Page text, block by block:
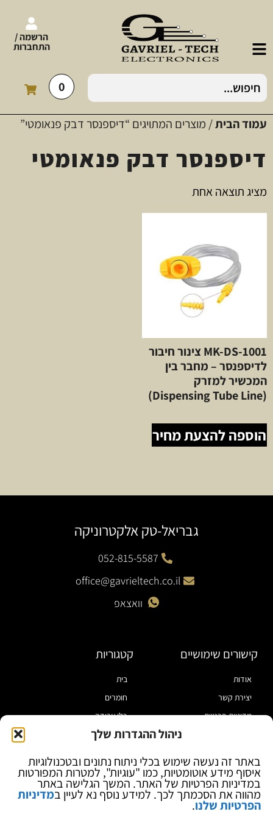
ניהול ההגדרות שלך
באתר זה נעשה שימוש בכלי ניתוח נתונים ובטכנולוגיות
איסוף מידע אוטומטיות, כמו "עוגיות", למטרות המפורטות
במדיניות הפרטיות של האתר. המשך הגלישה באתר
מהווה את הסכמתך לכך. למידע נוסף נא לעיין במדיניות
הפרטיות שלנו.
הרשמה /
התחברות
0
עמוד הבית/ מוצרים המתויגים “דיספנסר דבק פנאומטי”
דיספנסר דבק פנאומטי
מציג תוצאה אחת
MK-DS-1001 צינור חיבור
לדיספנסר – מחבר בין
המכשיר למזרק
(Dispensing Tube Line)
הוספה להצעת מחיר
גבריאל-טק אלקטרוניקה
052-815-5587
office@gavrieltech.co.il
וואצאפ
קישורים שימושיים
אודות
יצירת קשר
מדיניות פרטיות
בלוג
קטגוריות
בית
חומרים
כלי עבודה
מוצרי הלחמה
ספקי כח ומודדים
ציוד אופטי להגדלה